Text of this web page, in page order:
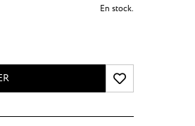
En stock.